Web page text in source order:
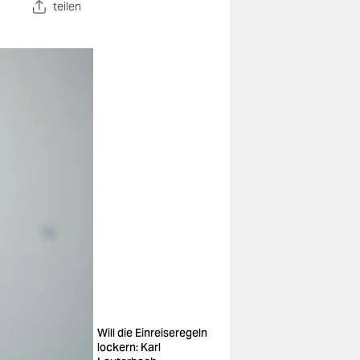
teilen
Will die Einreiseregeln
lockern: Karl